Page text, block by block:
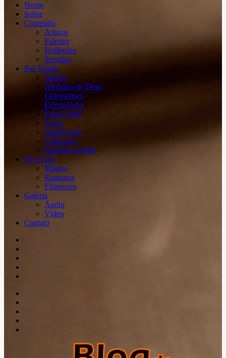
Home
Sobre
Conteúdo
Artigos
Palestra
Reflexões
Sermões
Por Temas
Aborto
Atributos de Deus
Colossenses
Eclesiologia
Ética Cristã
Graça
Justificação
Liderança
Namoro Cristão
Por Livro
Mateus
Romanos
Filipenses
Galeria
Áudio
Vídeo
Contato